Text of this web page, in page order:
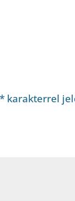
* karakterrel